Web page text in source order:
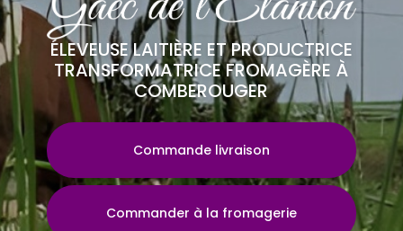
ÉLEVEUSE LAITIÈRE ET PRODUCTRICE
TRANSFORMATRICE FROMAGÈRE À
COMBEROUGER
Commande livraison
Commander à la fromagerie